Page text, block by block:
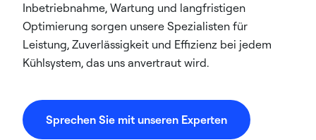
Inbetriebnahme, Wartung und langfristigen
Optimierung sorgen unsere Spezialisten für
Leistung, Zuverlässigkeit und Effizienz bei jedem
Kühlsystem, das uns anvertraut wird.
Sprechen Sie mit unseren Experten